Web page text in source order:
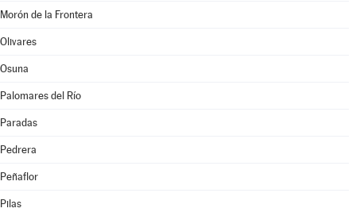
Morón de la Frontera
Olivares
Osuna
Palomares del Río
Paradas
Pedrera
Peñaflor
Pilas